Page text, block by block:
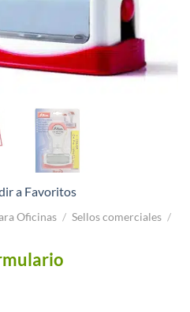
a Favoritos
Oficinas / Sellos comerciales /